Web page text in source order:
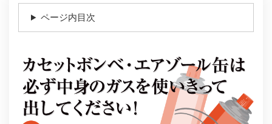
ページ内目次